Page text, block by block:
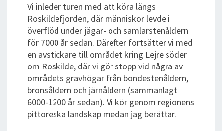
Vi inleder turen med att köra längs
Roskildefjorden, där människor levde i
överflöd under jägar- och samlarstenåldern
för 7000 år sedan. Därefter fortsätter vi med
en avstickare till området kring Lejre söder
om Roskilde, där vi gör stopp vid några av
områdets gravhögar från bondestenåldern,
bronsåldern och järnåldern (sammanlagt
6000-1200 år sedan). Vi kör genom regionens
pittoreska landskap medan jag berättar.